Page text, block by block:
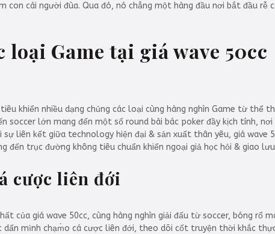
con cái người đùa. Qua đó, nó chẳng một hàng đầu nơi bắt đầu
loại Game tại giá wave 50cc
khiển nhiều dạng chủng các loại cùng hàng nghìn Game từ thể
soccer lớn mang đến một số round bài bác poker đầy kịch tính,
sự liên kết giữa technology hiện đại & sản xuất thân yêu, giá wave
đến trục đường không tiêu chuẩn khiển ngoại giả học hỏi & giao
cược liên đới
của giá wave 50cc, cùng hàng nghìn giải đấu từ soccer, bóng rổ
mình chạm̀o cá cược liên đới, theo dõi cốt truyện thời khắc